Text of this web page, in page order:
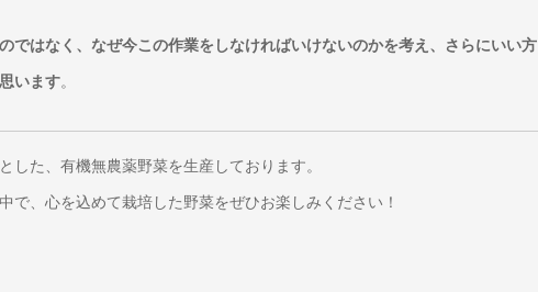
ではなく、なぜ今この作業をしなければいけないのかを考え、さらにいい方
います。
した、有機無農薬野菜を生産しております。
、心を込めて栽培した野菜をぜひお楽しみください！